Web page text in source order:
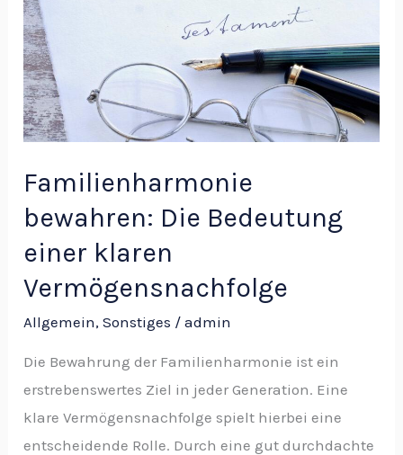
Familienharmonie
bewahren: Die Bedeutung
einer klaren
Vermögensnachfolge
Allgemein,Sonstiges /admin
Die Bewahrung der Familienharmonie ist ein
erstrebenswertes Ziel in jeder Generation. Eine
klare Vermögensnachfolge spielt hierbei eine
entscheidende Rolle. Durch eine gut durchdachte
einer
klaren
Vermögensnachfolge